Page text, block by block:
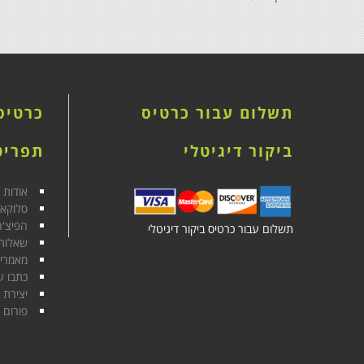
תשלום עבור כרטיס
ביקור דיגיטלי
תשלום עבור כרטיס ביקור דיגיטלי
אודות
כתבו